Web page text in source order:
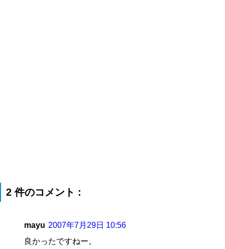
2 件のコメント :
mayu 2007年7月29日 10:56
良かったですねー。